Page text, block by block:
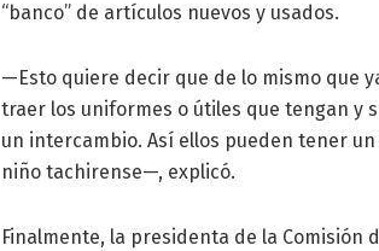
“banco” de artículos nuevos y usados.
—Esto quiere decir que de lo mismo que
traer los uniformes o útiles que tengan y
un intercambio. Así ellos pueden tener
niño tachirense—, explicó.
Finalmente, la presidenta de la Comisión